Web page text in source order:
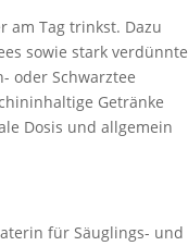
am Tag trinkst. Dazu
sowie stark verdünnte
oder Schwarztee
Getränke
Dosis und allgemein
für Säuglings- und